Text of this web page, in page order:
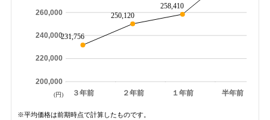
３年前 ２年前 １年前 半年前
200,000
220,000
240,000
260,000
231,756
250,120
258,410
(円)
※平均価格は前期時点で計算したものです。